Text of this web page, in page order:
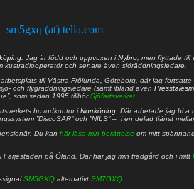
sm5gxq (at) telia.com
. Jag är född och uppvuxen iNybro , men flyttade
kustradiooperatör och senare även sjöräddningsledare.
till Västra Frölunda, Göteborg, där jag fortsatte
och flygräddningsledare (samt ibland även
som sedan 1995 tillhörSjöfartsverket
huvudkontor iNorrköping . Där arbetade jag bl a
”DiscoSAR” och ”NILS” – i en delad tjänst
Du kan här läsa min berättelse om mitt
i Färjestaden på Öland. Där har jag min trädgård och i mitt
SM5GXQ alternativt SM7GXQ